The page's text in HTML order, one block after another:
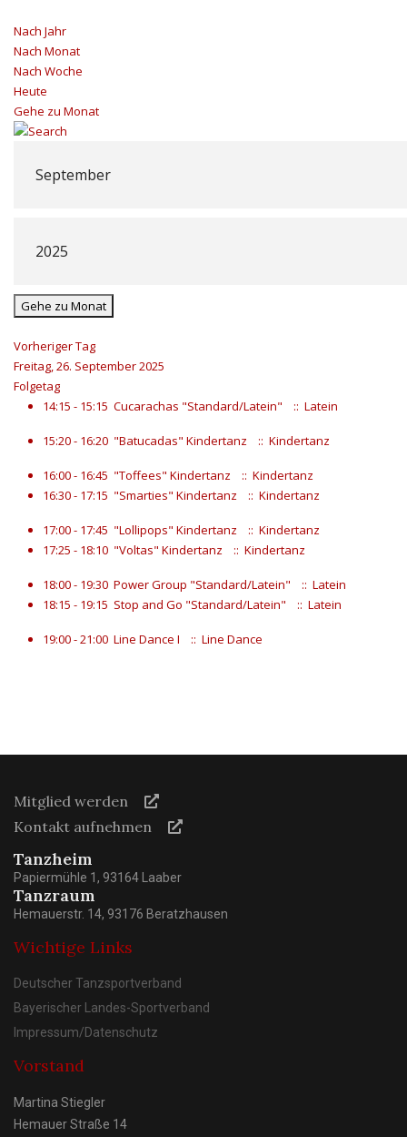
Nach Jahr
Nach Monat
Nach Woche
Heute
Gehe zu Monat
Gehe zu Monat
Vorheriger Tag
Freitag, 26. September 2025
Folgetag
14:15 - 15:15 Cucarachas "Standard/Latein" :: Latein
15:20 - 16:20 "Batucadas" Kindertanz :: Kindertanz
16:00 - 16:45 "Toffees" Kindertanz
:: Kindertanz
16:30 - 17:15 "Smarties" Kindertanz :: Kindertanz
17:00 - 17:45 "Lollipops" Kindertanz
:: Kindertanz
17:25 - 18:10 "Voltas" Kindertanz :: Kindertanz
18:00 - 19:30 Power Group "Standard/Latein"
:: Latein
18:15 - 19:15 Stop and Go "Standard/Latein" :: Latein
19:00 - 21:00 Line Dance I :: Line Dance
Mitglied werden
Kontakt aufnehmen
Tanzheim
Papiermühle 1, 93164 Laaber
Tanzraum
Hemauerstr. 14, 93176 Beratzhausen
Wichtige Links
Deutscher Tanzsportverband
Bayerischer Landes-Sportverband
Impressum/Datenschutz
Vorstand
Martina Stiegler
Hemauer Straße 14